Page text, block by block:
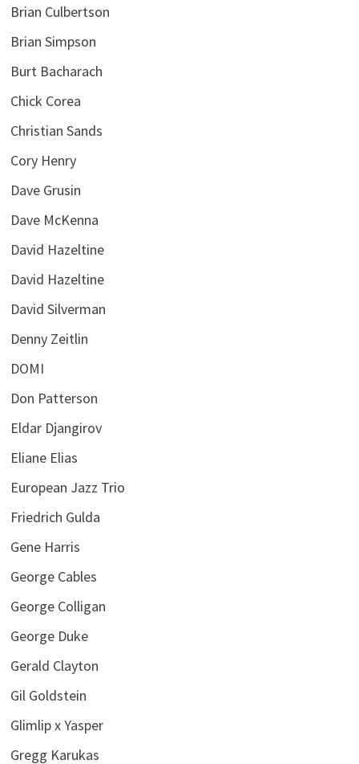
Brian Culbertson
Brian Simpson
Burt Bacharach
Chick Corea
Christian Sands
Cory Henry
Dave Grusin
Dave McKenna
David Hazeltine
David Hazeltine
David Silverman
Denny Zeitlin
DOMI
Don Patterson
Eldar Djangirov
Eliane Elias
European Jazz Trio
Friedrich Gulda
Gene Harris
George Cables
George Colligan
George Duke
Gerald Clayton
Gil Goldstein
Glimlip x Yasper
Gregg Karukas